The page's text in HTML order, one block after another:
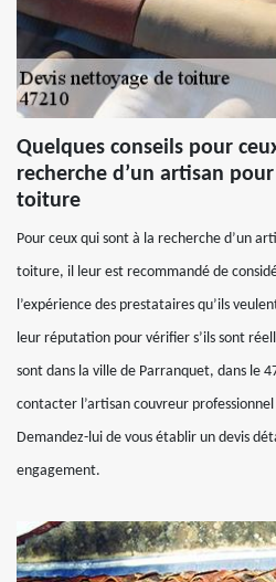
Quelques conseils pour
recherche d’un artisan
toiture
Pour ceux qui sont à la recherche d’un
toiture, il leur est recommandé de
l’expérience des prestataires qu’ils
leur réputation pour vérifier s’ils sont
sont dans la ville de Parranquet, dans le
contacter l’artisan couvreur
Demandez-lui de vous établir un devis
engagement.